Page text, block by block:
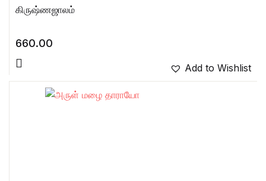
கிருஷ்ணஜாலம்
660.00
Add to Wishlist